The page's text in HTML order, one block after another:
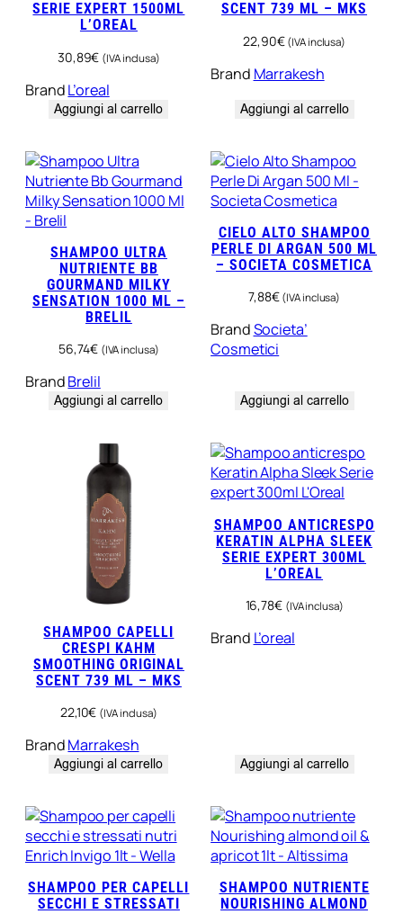
SERIE EXPERT 1500ML
L’OREAL
30,89€ (IVA inclusa)
BrandL’oreal
Aggiungi al carrello
SCENT 739 ML – MKS
22,90€ (IVA inclusa)
Brand Marrakesh
Aggiungi al carrello
SHAMPOO ULTRA
NUTRIENTE BB
GOURMAND MILKY
SENSATION 1000 ML –
BRELIL
56,74€ (IVA inclusa)
BrandBrelil
Aggiungi al carrello
CIELO ALTO SHAMPOO
PERLE DI ARGAN 500 ML
– SOCIETA COSMETICA
7,88€ (IVA inclusa)
BrandSocieta’
Cosmetici
Aggiungi al carrello
SHAMPOO CAPELLI
CRESPI KAHM
SMOOTHING ORIGINAL
SCENT 739 ML – MKS
22,10€ (IVA inclusa)
BrandMarrakesh
Aggiungi al carrello
SHAMPOO ANTICRESPO
KERATIN ALPHA SLEEK
SERIE EXPERT 300ML
L’OREAL
16,78€ (IVA inclusa)
Brand L’oreal
Aggiungi al carrello
SHAMPOO PER CAPELLI
SECCHI E STRESSATI
SHAMPOO NUTRIENTE
NOURISHING ALMOND